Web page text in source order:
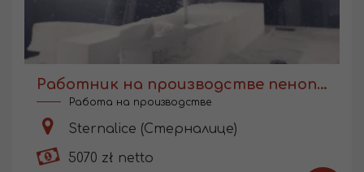
Работник на производстве пенопласта
Работа на производстве
Sternalice (Стерналице)
5070 zł netto